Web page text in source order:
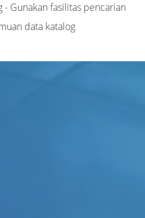
- Gunakan fasilitas pencarian
data katalog